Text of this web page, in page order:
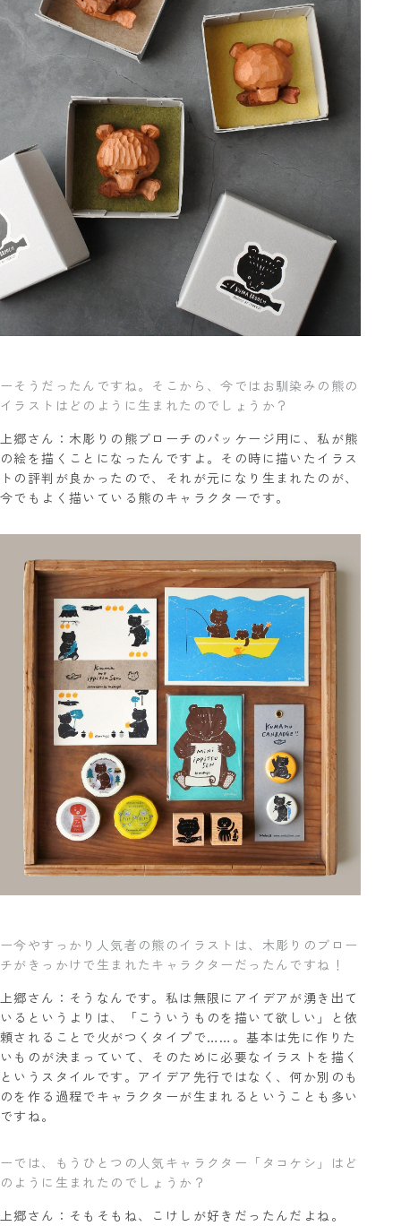
ーそうだったんですね。そこから、今ではお馴染みの熊の
イラストはどのように生まれたのでしょうか？
上郷さん：木彫りの熊ブローチのパッケージ用に、私が熊
の絵を描くことになったんですよ。その時に描いたイラス
トの評判が良かったので、それが元になり生まれたのが、
今でもよく描いている熊のキャラクターです。
ー今やすっかり人気者の熊のイラストは、木彫りのブロー
チがきっかけで生まれたキャラクターだったんですね！
上郷さん：そうなんです。私は無限にアイデアが湧き出て
いるというよりは、「こういうものを描いて欲しい」と依
頼されることで火がつくタイプで……。基本は先に作りた
いものが決まっていて、そのために必要なイラストを描く
というスタイルです。アイデア先行ではなく、何か別のも
のを作る過程でキャラクターが生まれるということも多い
ですね。
ーでは、もうひとつの人気キャラクター「タコケシ」はど
のように生まれたのでしょうか？
上郷さん：そもそもね、こけしが好きだったんだよね。